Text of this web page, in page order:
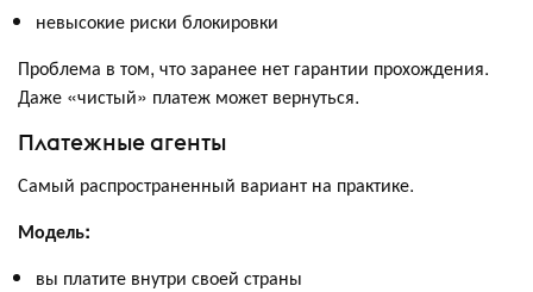
невысокие риски блокировки
Проблема в том, что заранее нет гарантии прохождения.
Даже «чистый» платеж может вернуться.
Платежные агенты
Самый распространенный вариант на практике.
Модель:
вы платите внутри своей страны